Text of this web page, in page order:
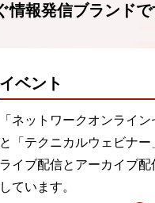
情報発信ブランドで
イベント
「ネットワークオンライン
と「テクニカルウェビナー
ライブ配信とアーカイブ配
しています。